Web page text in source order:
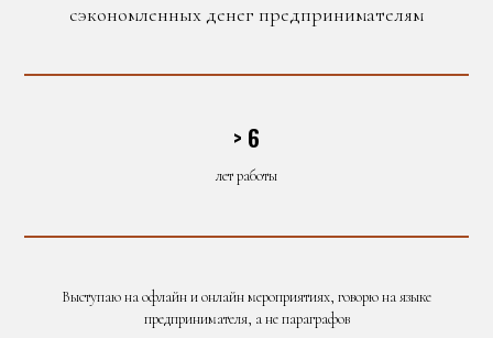
сэкономленных денег предпринимателям
> 6
лет работы
Выступаю на офлайн и онлайн мероприятиях, говорю на языке
предпринимателя, а не параграфов